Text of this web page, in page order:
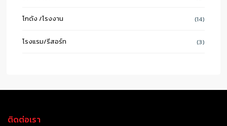
โกดัง /โรงงาน (14)
โรงแรม/รีสอร์ท (3)
ติดต่อเรา